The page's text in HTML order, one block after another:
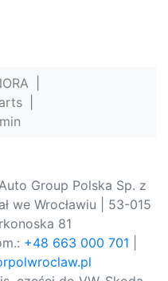
Group Polska Sp. z
we Wrocławiu | 53-015
81
+48 663 000 701